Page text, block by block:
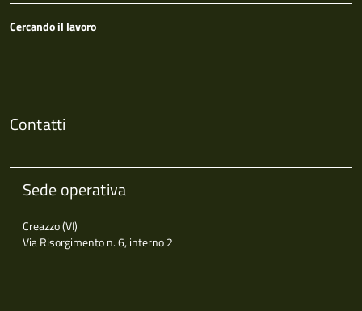
Cercando il lavoro
Contatti
Sede operativa
Creazzo (VI)
Via Risorgimento n. 6, interno 2